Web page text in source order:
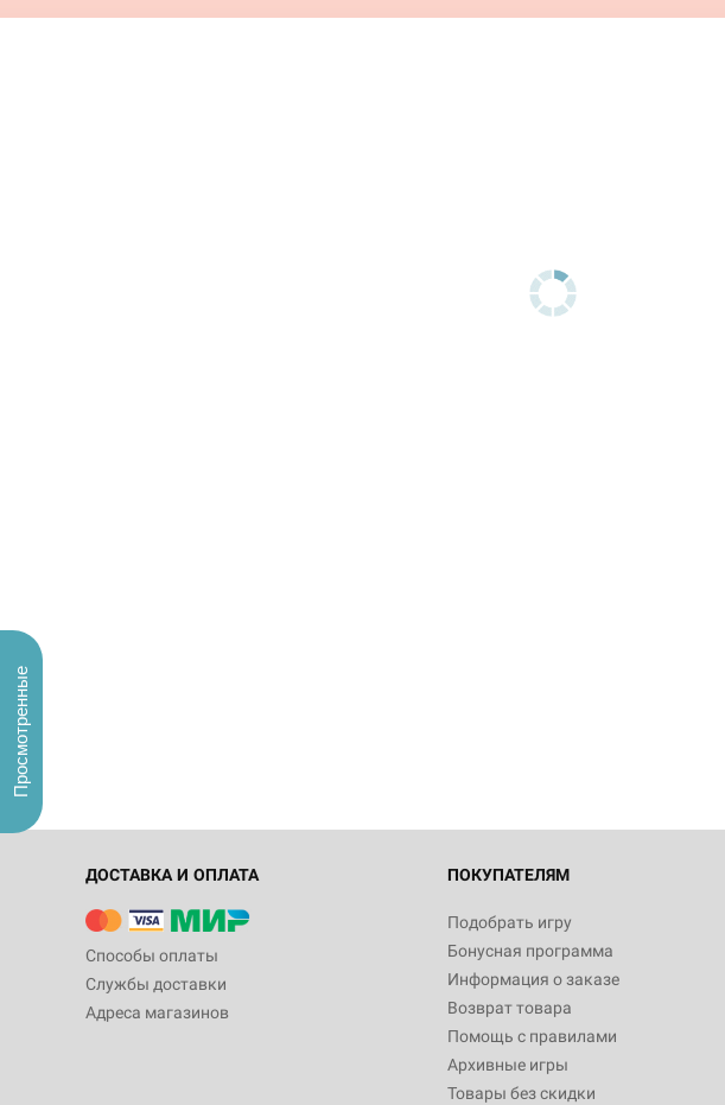
ДОСТАВКА И ОПЛАТА
Способы оплаты
Службы доставки
Адреса магазинов
ПОКУПАТЕЛЯМ
Подобрать игру
Бонусная программа
Информация о заказе
Возврат товара
Помощь с правилами
Архивные игры
Товары без скидки
Просмотренные